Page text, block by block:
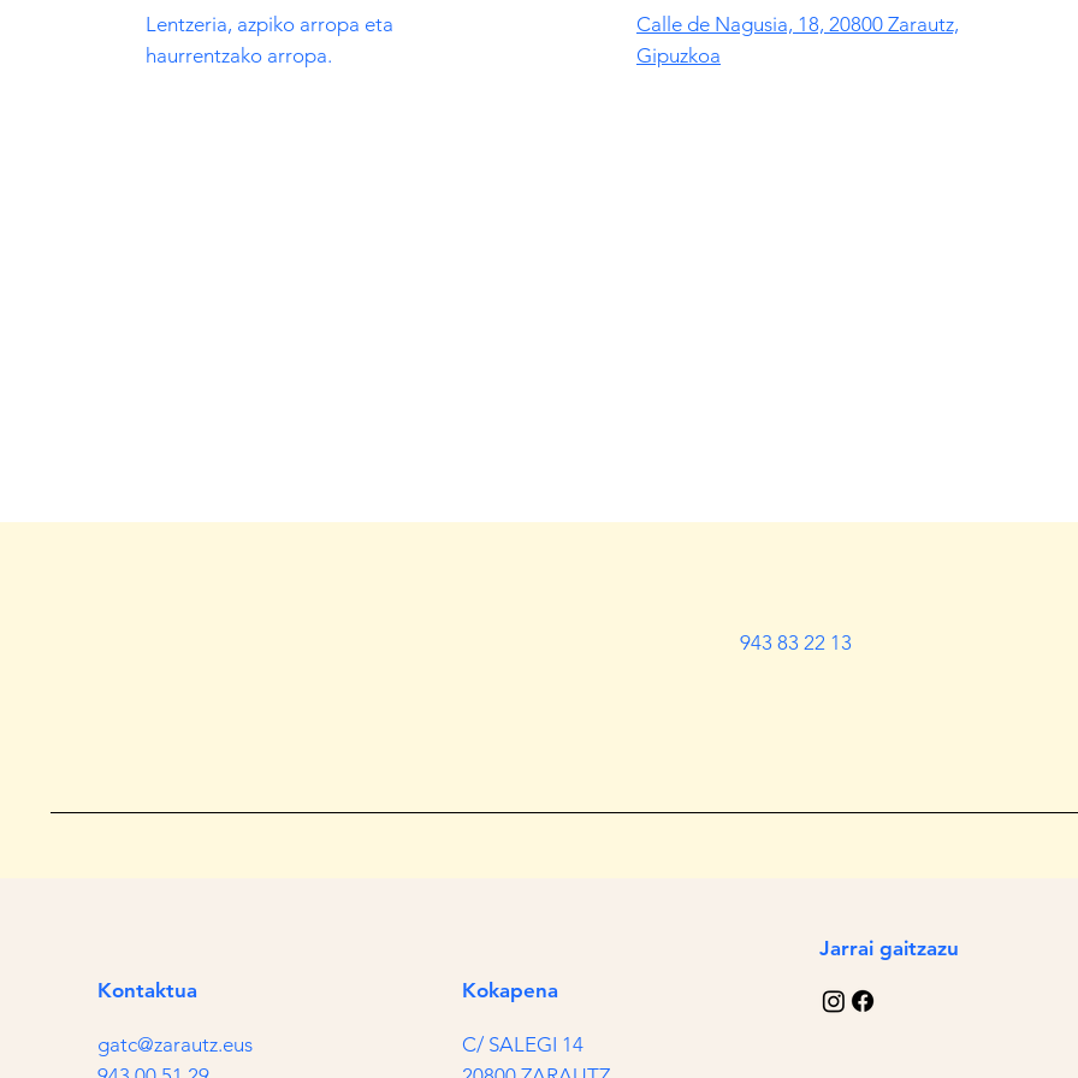
​Lentzeria, azpiko arropa eta
haurrentzako arropa.
Calle de Nagusia, 18, 20800 Zarautz,
Gipuzkoa
943 83 22 13
Kontaktua
gatc@zarautz.eus
Kokapena
C/ SALEGI 14
Jarrai gaitzazu